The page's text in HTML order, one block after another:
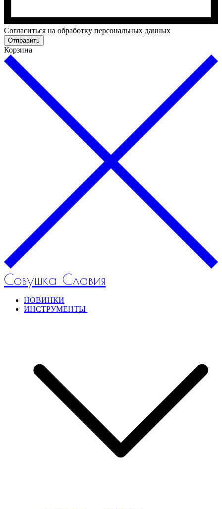
Cогласиться на обработку персональных данных
Отправить
Корзина
Совушка Славия
НОВИНКИ
ИНСТРУМЕНТЫ